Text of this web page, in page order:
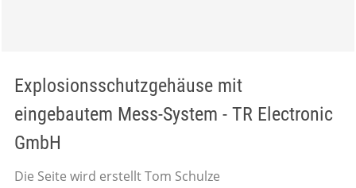
Explosionsschutzgehäuse mit
eingebautem Mess-System - TR Electronic
GmbH
Die Seite wird erstellt Tom Schulze